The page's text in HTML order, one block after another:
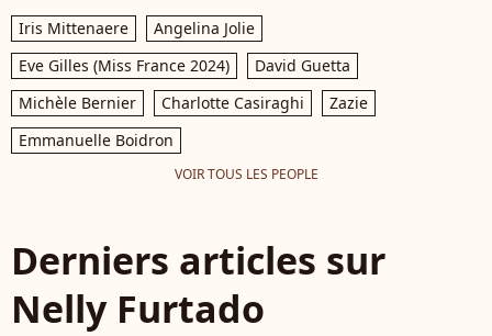
Iris Mittenaere
Angelina Jolie
Eve Gilles (Miss France 2024)
David Guetta
Michèle Bernier
Charlotte Casiraghi
Zazie
Emmanuelle Boidron
VOIR TOUS LES PEOPLE
Derniers articles sur
Nelly Furtado